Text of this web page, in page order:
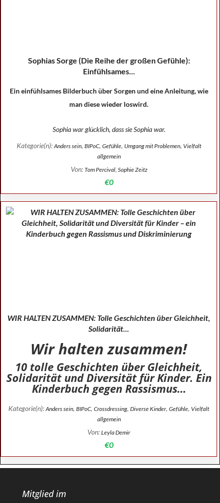
Sophias Sorge (Die Reihe der großen Gefühle):
Einfühlsames...
Ein einfühlsames Bilderbuch über Sorgen und eine Anleitung, wie
man diese wieder loswird.
Sophia war glücklich, dass sie Sophia war.
Kategorie(n):Anders sein, BIPoC, Gefühle, Umgang mit Problemen, Vielfalt
allgemein
Von: Tom Percival, Sophie Zeitz
€0
WIR HALTEN ZUSAMMEN: Tolle Geschichten über Gleichheit,
Solidarität...
Wir halten zusammen!
10 tolle Geschichten über Gleichheit,
Solidarität und Diversität für Kinder. Ein
Kinderbuch gegen Rassismus...
Kategorie(n): Anders sein, BIPoC, Crossdressing, Diverse Kinder, Gefühle, Vielfalt
allgemein
Von: Leyla Demir
€0
Mitglied im